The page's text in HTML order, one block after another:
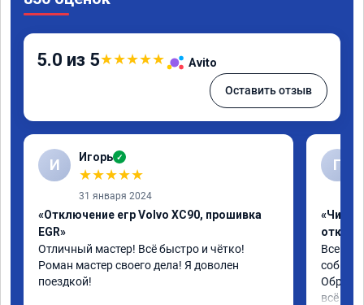
5.0 из 5★★★★★ Avito
Оставить отзыв
И Игорь ✓
★★★★★
31 января 2024
«Отключение егр Volvo XC90, прошивка
EGR»
Отличный мастер! Всё быстро и чётко!
Роман мастер своего дела! Я доволен
поездкой!
Г
«Чип
Всем
всё в